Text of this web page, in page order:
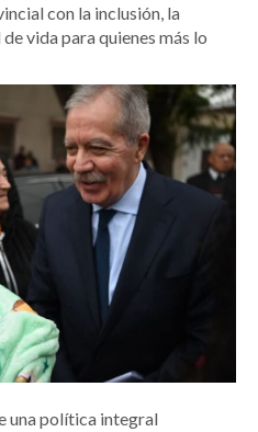
con la inclusión, la
vida para quienes más lo
una política integral